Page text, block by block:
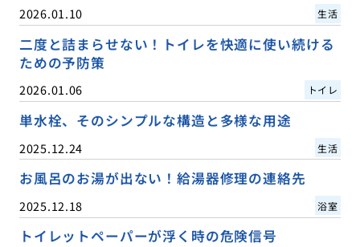
2026.01.10 生活
二度と詰まらせない！トイレを快適に使い続ける
ための予防策
2026.01.06 トイレ
単水栓、そのシンプルな構造と多様な用途
2025.12.24 生活
お風呂のお湯が出ない！給湯器修理の連絡先
2025.12.18 浴室
トイレットペーパーが浮く時の危険信号